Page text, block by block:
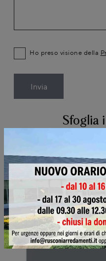
Sfoglia
Ho preso visione della
Invia